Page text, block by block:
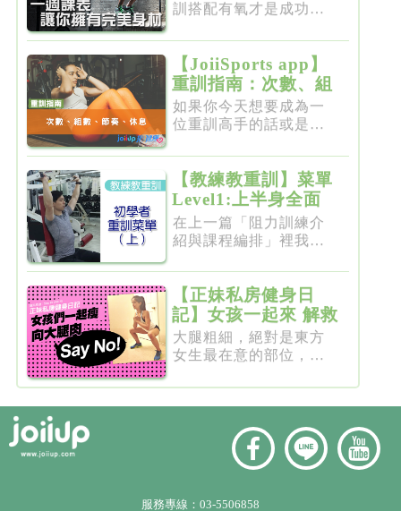
訓搭配有氧才是成功的
【JoiiSports app】
重訓指南：次數、組
數、節奏、休息
如果你今天想要成為一
位重訓高手的話或是想
【教練教重訓】菜單
Level1:上半身全面
增肌雕塑
在上一篇「阻力訓練介
紹與課程編排」裡我們
【正妹私房健身日
記】女孩一起來 解救
粗大腿
大腿粗細，絕對是東方
女生最在意的部位，彷
服務專線： 03-5506858